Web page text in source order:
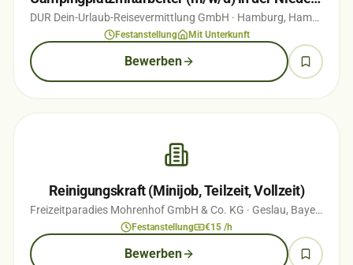
DUR Dein-Urlaub-Reisevermittlung GmbH · Hamburg, Hamburg
Festanstellung Mit Unterkunft
Bewerben
Reinigungskraft (Minijob, Teilzeit, Vollzeit)
Freizeitparadies Mohrenhof GmbH & Co. KG · Geslau, Bayern
Festanstellung €15 /h
Bewerben